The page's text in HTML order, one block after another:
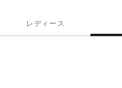
レディース